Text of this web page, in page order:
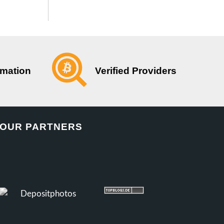
Verified Providers
OUR PARTNERS